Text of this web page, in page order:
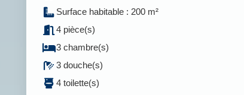
Surface habitable : 200 m²
4 pièce(s)
3 chambre(s)
3 douche(s)
4 toilette(s)